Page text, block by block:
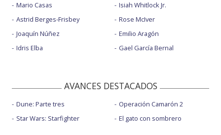
Mario Casas
Astrid Berges-Frisbey
Joaquín Núñez
Idris Elba
Isiah Whitlock Jr.
Rose McIver
Emilio Aragón
Gael García Bernal
AVANCES DESTACADOS
Dune: Parte tres
Star Wars: Starfighter
Operación Camarón 2
El gato con sombrero